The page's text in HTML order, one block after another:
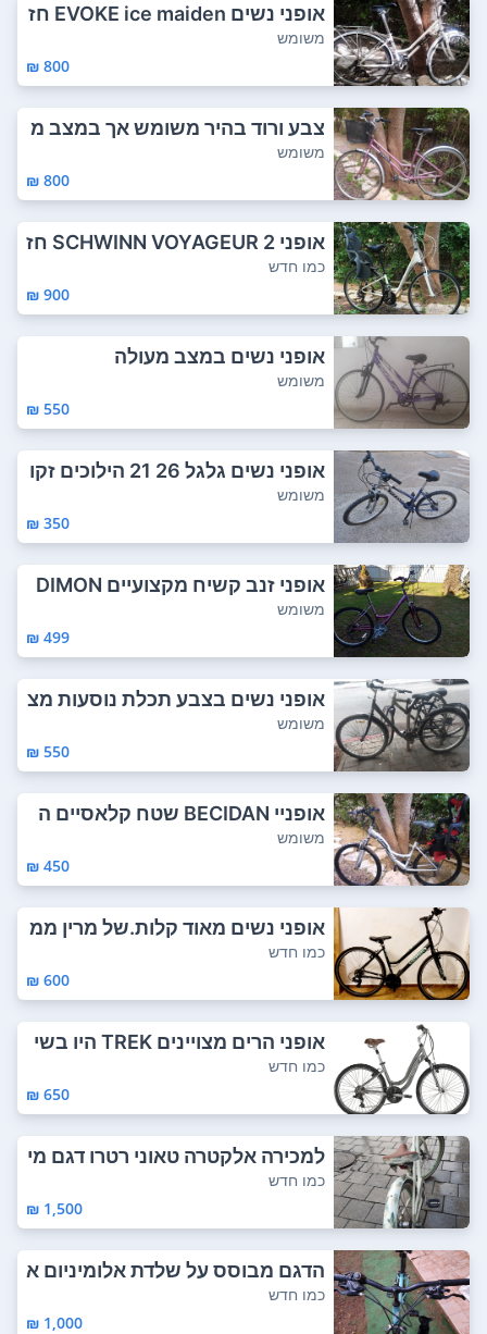
אופני נשים EVOKE ice maiden חז
קות ואופ...
משומש
800 ₪
צבע ורוד בהיר משומש אך במצב מ
צוין פרטי...
משומש
800 ₪
אופני SCHWINN VOYAGEUR 2 חז
קים, שיכוך קד...
כמו חדש
900 ₪
אופני נשים במצב מעולה
משומש
550 ₪
אופני נשים גלגל 26 21 הילוכים זקו
קות ל...
משומש
350 ₪
אופני זנב קשיח מקצועיים DIMON
D BACK שילד...
משומש
499 ₪
אופני נשים בצבע תכלת נוסעות מצ
ויין עם כס...
משומש
550 ₪
אופניי BECIDAN שטח קלאסיים ה
בנויים בצור...
משומש
450 ₪
אופני נשים מאוד קלות.של מרין ממ
ש כחדשות...
כמו חדש
600 ₪
אופני הרים מצויינים TREK היו בשי
מוש רק ב...
כמו חדש
650 ₪
למכירה אלקטרה טאוני רטרו דגם מי
וחד במינו...
כמו חדש
1,500 ₪
הדגם מבוסס על שלדת אלומיניום א
יכותית , מ...
כמו חדש
1,000 ₪